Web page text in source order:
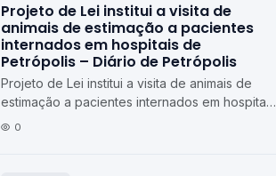
Projeto de Lei institui a visita de
animais de estimação a pacientes
internados em hospitais de
Petrópolis – Diário de Petrópolis
Projeto de Lei institui a visita de animais de
estimação a pacientes internados em hospitais
de Petrópolis Diário de Petrópolis
0